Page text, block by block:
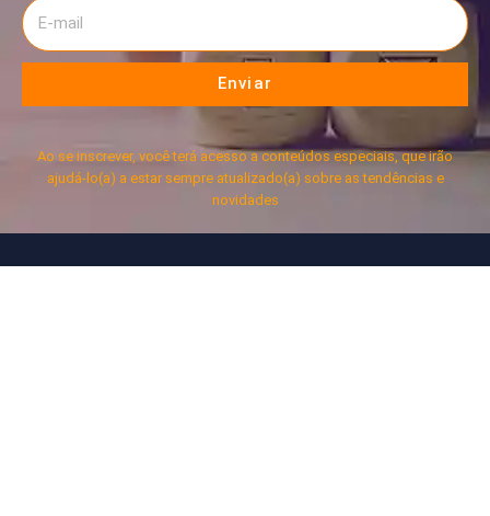
Enviar
Ao se inscrever, você terá acesso a conteúdos especiais, que irão
ajudá-lo(a) a estar sempre atualizado(a) sobre as tendências e
novidades